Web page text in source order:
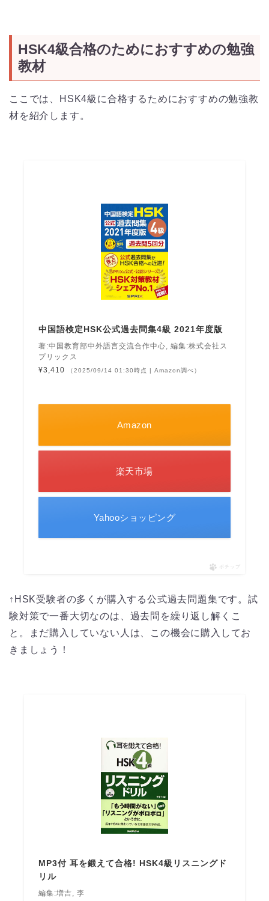
HSK4級合格のためにおすすめの勉強
教材
ここでは、HSK4級に合格するためにおすすめの勉強教
材を紹介します。
中国語検定HSK公式過去問集4級 2021年度版
著:中国教育部中外語言交流合作中心, 編集:株式会社ス
プリックス
¥3,410
（2025/09/14 01:30時点 | Amazon調べ）
Amazon
楽天市場
Yahooショッピング
ポチップ
↑HSK受験者の多くが購入する公式過去問題集です。試
験対策で一番大切なのは、過去問を繰り返し解くこ
と。まだ購入していない人は、この機会に購入してお
きましょう！
MP3付 耳を鍛えて合格! HSK4級リスニングド
リル
編集:増吉, 李